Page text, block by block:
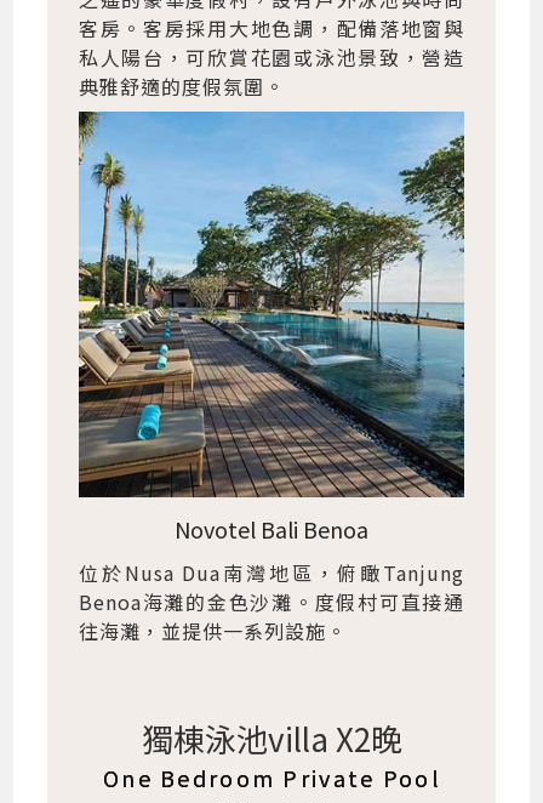
客房。客房採用大地色調，配備落地窗與
私人陽台，可欣賞花園或泳池景致，營造
典雅舒適的度假氛圍。
Novotel Bali Benoa
位於Nusa Dua南灣地區，俯瞰Tanjung
Benoa海灘的金色沙灘。度假村可直接通
往海灘，並提供一系列設施。
獨棟泳池villa X2晚
One Bedroom Private Pool